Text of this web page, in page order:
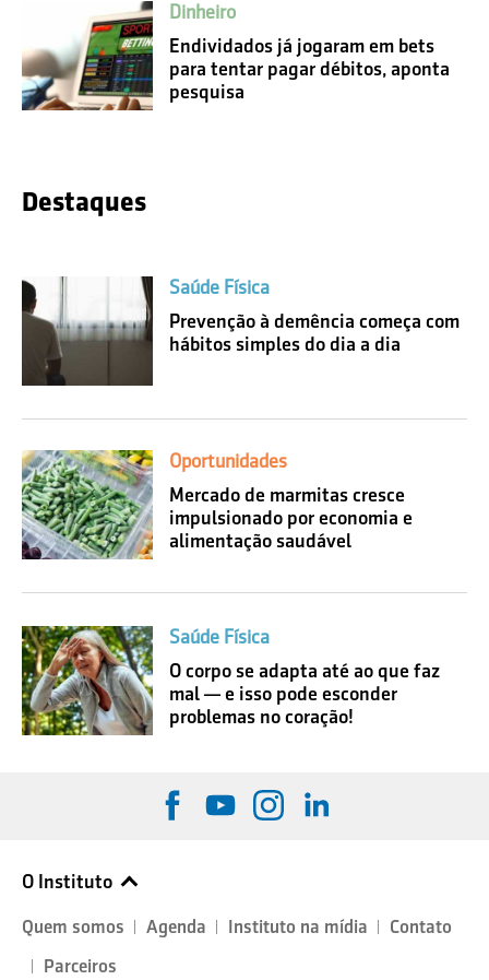
Dinheiro
Endividados já jogaram em bets
para tentar pagar débitos, aponta
pesquisa
Destaques
Saúde Física
Prevenção à demência começa com
hábitos simples do dia a dia
Oportunidades
Mercado de marmitas cresce
impulsionado por economia e
alimentação saudável
Saúde Física
O corpo se adapta até ao que faz
mal — e isso pode esconder
problemas no coração!
O Instituto
Quem somos Agenda Instituto na mídia
Contato
Parceiros